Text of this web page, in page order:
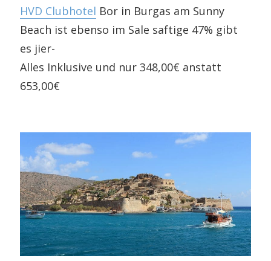
HVD Clubhotel Bor in Burgas am Sunny
Beach ist ebenso im Sale saftige 47% gibt
es jier-
Alles Inklusive und nur 348,00€ anstatt
653,00€